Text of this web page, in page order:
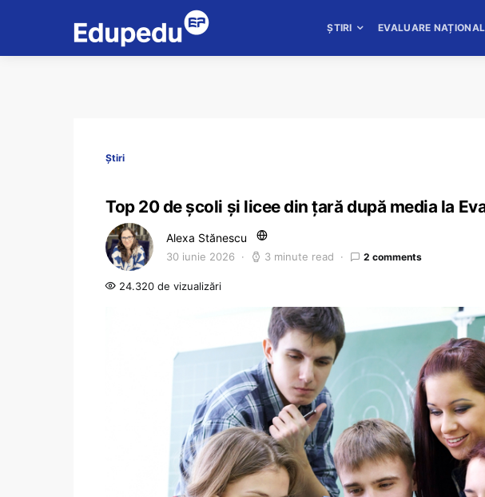
ȘTIRI EVALUARE
Știri
Top 20 de școli și licee din țară după media la
Alexa Stănescu
30 iunie 2026 3 minute read 2 comments
24.320 de vizualizări